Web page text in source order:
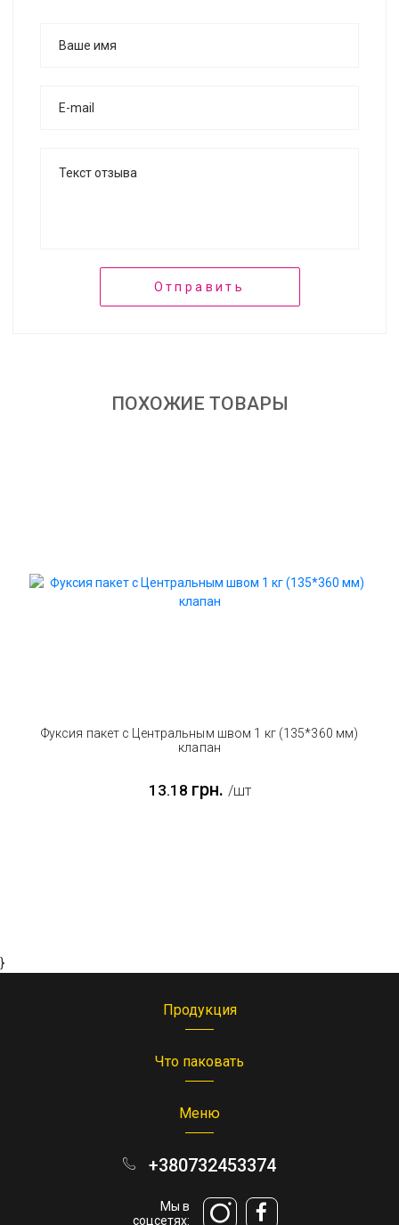
Отправить
ПОХОЖИЕ ТОВАРЫ
Фуксия пакет с Центральным швом 1 кг (135*360 мм)
клапан
13.18 грн. /шт
}
Продукция
Что паковать
Меню
+380732453374
Мы в
соцсетях: